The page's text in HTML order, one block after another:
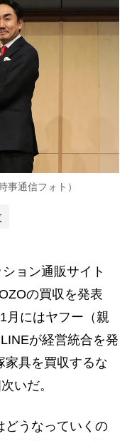
事通信フォト）
ョン通販サイト
の買収を発表
月にはヤフー（親
が経営統合を発
家具を買収するな
いだ。
うなっていくの